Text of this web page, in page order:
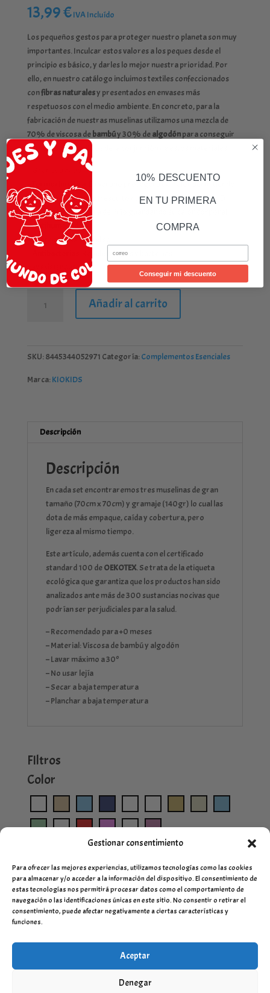
Gestionar consentimiento
Para ofrecer las mejores experiencias, utilizamos tecnologías como las cookies
para almacenar y/o acceder a la información del dispositivo. El consentimiento de
estas tecnologías nos permitirá procesar datos como el comportamiento de
navegación o las identificaciones únicas en este sitio. No consentir o retirar el
consentimiento, puede afectar negativamente a ciertas características y
funciones.
Aceptar
Denegar
13,99€IVA Incluído
Los pequeños gestos para proteger nuestro planeta son muy
importantes. Inculcar estos valores a los peques desde el
principio es básico, y darles lo mejor nuestra prioridad. Por
ello, en nuestro catálogo incluimos textiles confeccionados
confibras naturalesy presentados en envases más
respetuosos con el medio ambiente. En concreto, para la
fabricación de nuestras muselinas utilizamos una mezcla de
70% de viscosa de bambúy 30% dealgodónpara conseguir
numerosos beneficios de la conjunción de estos materiales:
Termoclimática
. En verano protegerá del calor permitiendo
que el niño vaya más fresquito que con otros materiales. En
invierno lo protegerá del frío guardando su calor corporal.
–Antihumedad.
– Protege de la luz y el sol.
. Repele hongos y bacterias.
Hay existencias
70X70CMS
Añadir al carrito
SKU: 8445344052971 Categoría: Complementos Esenciales
Marca: KIOKIDS
Descripción
Descripción
En cada set encontraremos tres muselinas de gran
tamaño (70cm x 70cm) y gramaje (140gr) lo cual las
dota de más empaque, caída y cobertura, pero
ligereza al mismo tiempo.
Este artículo, además cuenta con el certificado
standard 100 deOEKOTEX. Se trata de la etiqueta
ecológica que garantiza que los productos han sido
analizados ante más de 300 sustancias nocivas que
podrían ser perjudiciales para la salud.
– Recomendado para +0 meses
– Material: Viscosa de bambú y algodón
– Lavar máximo a 30º
– No usar lejía
– Secar a baja temperatura
– Planchar a baja temperatura
FIltros
Color
10% DESCUENTO
EN TU PRIMERA
COMPRA
Email
Conseguir mi descuento